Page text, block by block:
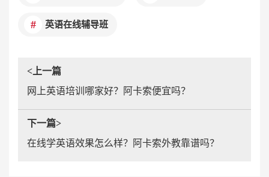
英语在线辅导班
<上一篇
网上英语培训哪家好？阿卡索便宜吗？
下一篇>
在线学英语效果怎么样？阿卡索外教靠谱吗？